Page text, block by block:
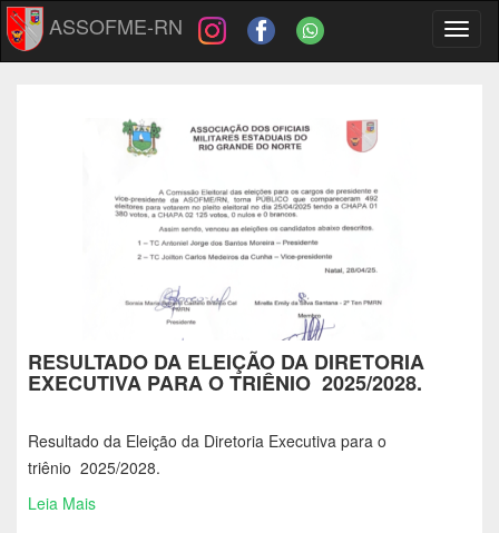
ASSOFME-RN
RESULTADO DA ELEIÇÃO DA DIRETORIA
EXECUTIVA PARA O TRIÊNIO 2025/2028.
Resultado da Eleição da Diretoria Executiva para o
triênio 2025/2028.
Leia Mais